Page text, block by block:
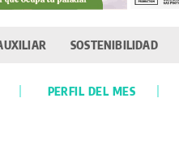
SOSTENIBILIDAD
PERFIL DEL MES